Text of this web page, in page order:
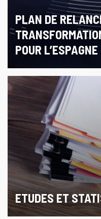
PLAN DE
POUR L’ESPAGNE
ETUDES ET